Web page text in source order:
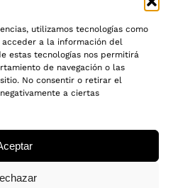
utilizamos tecnologías como
a la información del
estas tecnologías nos permitirá
de navegación o las
No consentir o retirar el
a ciertas
FSC®